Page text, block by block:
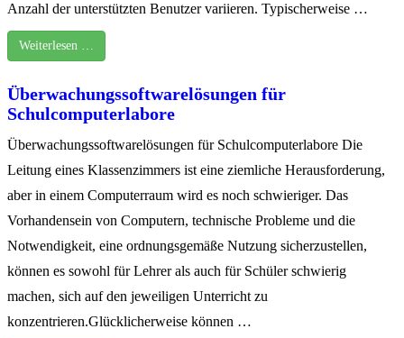
Anzahl der unterstützten Benutzer variieren. Typischerweise …
Weiterlesen …
Überwachungssoftwarelösungen für
Schulcomputerlabore
Überwachungssoftwarelösungen für Schulcomputerlabore Die
Leitung eines Klassenzimmers ist eine ziemliche Herausforderung,
aber in einem Computerraum wird es noch schwieriger. Das
Vorhandensein von Computern, technische Probleme und die
Notwendigkeit, eine ordnungsgemäße Nutzung sicherzustellen,
können es sowohl für Lehrer als auch für Schüler schwierig
machen, sich auf den jeweiligen Unterricht zu
konzentrieren.Glücklicherweise können …